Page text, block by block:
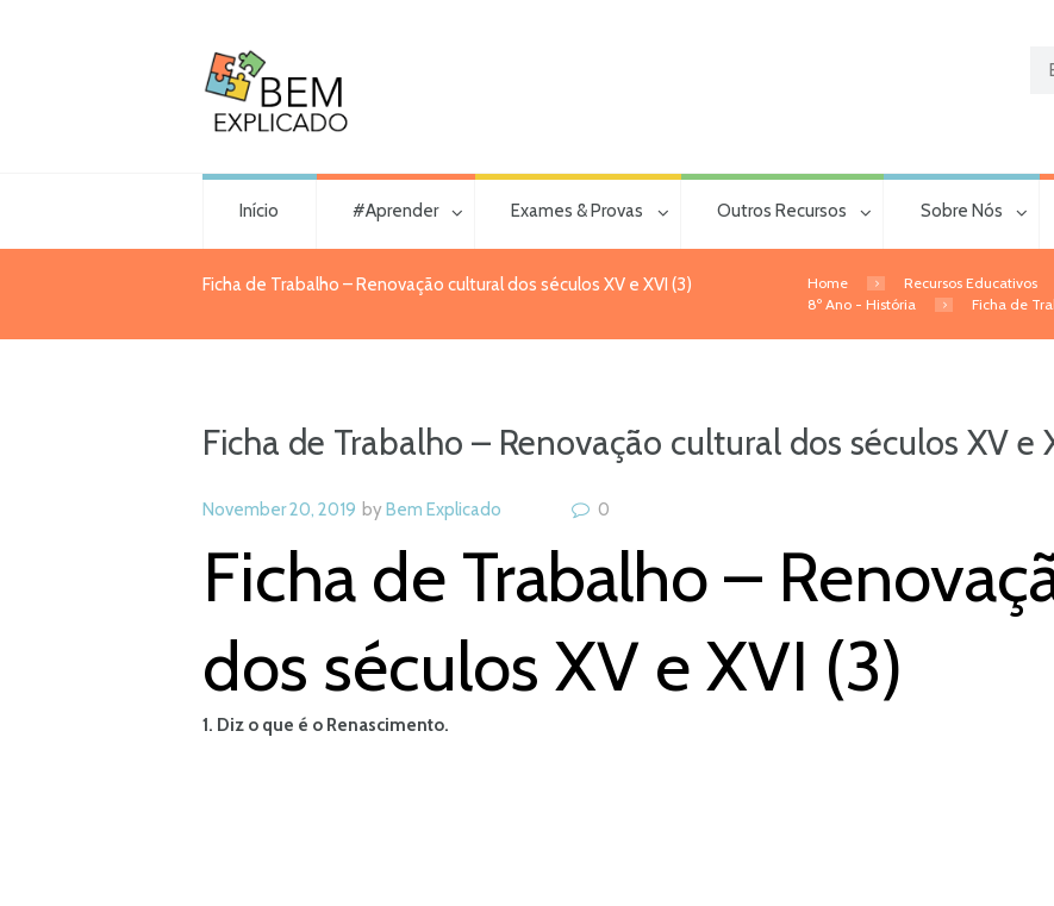
Início #Aprender Exames & Provas Outros Recursos Sobre Nós
Ficha de Trabalho – Renovação cultural dos séculos XV e XVI (3) Home Recursos Educativos
8º Ano - História
Ficha de
Ficha de Trabalho – Renovação cultural dos séculos XV e
November 20, 2019 byBem Explicado 0
Ficha de Trabalho –
dos séculos XV e XVI (3)
1. Diz o que é o Renascimento.